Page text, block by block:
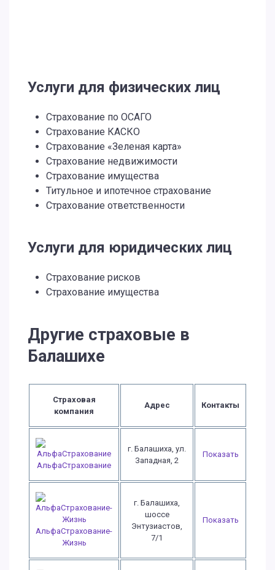
Услуги для физических лиц
Страхование по ОСАГО
Страхование КАСКО
Страхование «Зеленая карта»
Страхование недвижимости
Страхование имущества
Титульное и ипотечное страхование
Страхование ответственности
Услуги для юридических лиц
Страхование рисков
Страхование имущества
Другие страховые в
Балашихе
Страховая
компания
Адрес Контакты
АльфаСтрахование
г. Балашиха, ул.
Западная, 2
Показать
АльфаСтрахование-
Жизнь
г. Балашиха,
шоссе
Энтузиастов,
7/1
Показать